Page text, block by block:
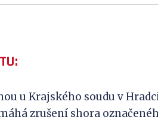
u Krajského soudu v
zrušení shora